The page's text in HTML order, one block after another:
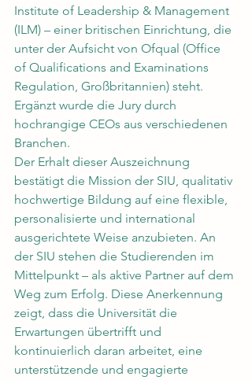
Institute of Leadership & Management
(ILM) – einer britischen Einrichtung, die
unter der Aufsicht von Ofqual (Office
of Qualifications and Examinations
Regulation, Großbritannien) steht.
Ergänzt wurde die Jury durch
hochrangige CEOs aus verschiedenen
Branchen.
Der Erhalt dieser Auszeichnung
bestätigt die Mission der SIU, qualitativ
hochwertige Bildung auf eine flexible,
personalisierte und international
ausgerichtete Weise anzubieten. An
der SIU stehen die Studierenden im
Mittelpunkt – als aktive Partner auf dem
Weg zum Erfolg. Diese Anerkennung
zeigt, dass die Universität die
Erwartungen übertrifft und
kontinuierlich daran arbeitet, eine
unterstützende und engagierte